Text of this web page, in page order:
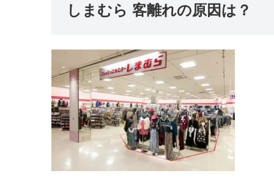
しまむら 客離れの原因は？